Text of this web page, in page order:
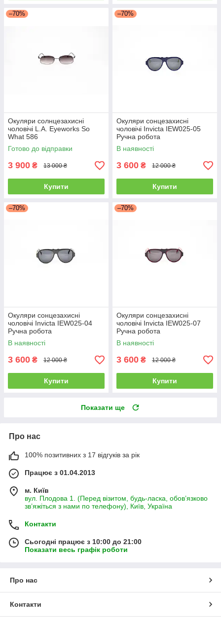
–70%
Окуляри солнцезахисні
чоловічі L.A. Eyeworks So
What 586
Готово до відправки
3 900 ₴ 13 000 ₴
Купити
–70%
Окуляри сонцезахисні
чоловічі Invicta IEW025-05
Ручна робота
В наявності
3 600 ₴ 12 000 ₴
Купити
–70%
Окуляри сонцезахисні
чоловічі Invicta IEW025-04
Ручна робота
В наявності
3 600 ₴ 12 000 ₴
Купити
–70%
Окуляри сонцезахисні
чоловічі Invicta IEW025-07
Ручна робота
В наявності
3 600 ₴ 12 000 ₴
Купити
Показати ще
Про нас
100% позитивних з 17 відгуків за рік
Працює з 01.04.2013
м. Київ
вул. Плодова 1. (Перед візитом, будь-ласка, обов’язково
зв’яжіться з нами по телефону), Київ, Україна
Контакти
Сьогодні працює з 10:00 до 21:00
Показати весь графік роботи
Про нас
Контакти